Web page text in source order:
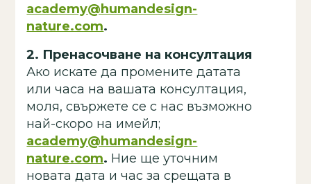
academy@humandesign-
nature.com.
2. Пренасочване на консултация
Ако искате да промените датата
или часа на вашата консултация,
моля, свържете се с нас възможно
най-скоро на имейл;
academy@humandesign-
nature.com. Ние ще уточним
новата дата и час за срещата в